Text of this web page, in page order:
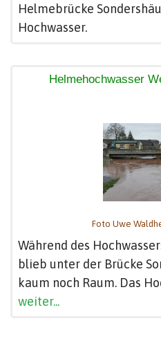
Helmebrücke
Hochwasser.
Helmehochwasser
Foto Uwe
Während des
blieb unter der Brücke
kaum noch Raum. Das
weiter...